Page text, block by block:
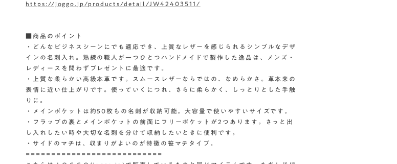
https://joggo.jp/products/detail/JW42403511/
■商品のポイント
・どんなビジネスシーンにでも適応でき、上質なレザーを感じられるシンプルなデザ
インの名刺入れ。熟練の職人が一つひとつハンドメイドで製作した逸品は、メンズ・
レディースを問わずプレゼントに最適です。
・上質な柔らかい高級本革です。スムースレザーならではの、なめらかさ。革本来の
表情に近い仕上がりです。使っていくにつれ、さらに柔らかく、しっとりとした手触
りに。
・メインポケットは約50枚もの名刺が収納可能。大容量で使いやすいサイズです。
・フラップの裏とメインポケットの前面にフリーポケットが2つあります。さっと出
し入れしたい時や大切な名刺を分けて収納したいときに便利です。
・サイドのマチは、収まりがよいのが特徴の笹マチタイプ。
===========================